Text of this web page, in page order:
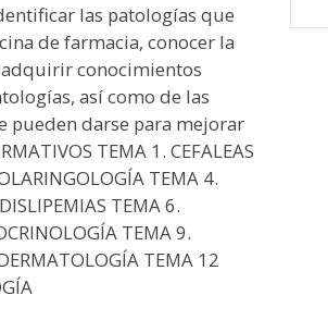
las patologías que
de farmacia, conocer la
conocimientos
así como de las
pueden darse para mejorar
TEMA 1. CEFALEAS
TEMA 4.
TEMA 6.
TEMA 9.
TEMA 12